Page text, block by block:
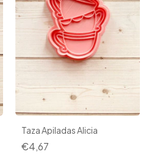
Taza Apiladas Alicia
€4,67